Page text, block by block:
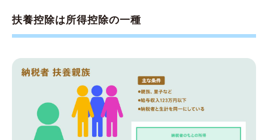
扶養控除は所得控除の一種